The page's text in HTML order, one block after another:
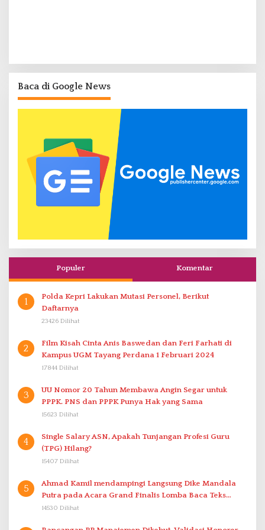
Baca di Google News
Populer Komentar
1
Polda Kepri Lakukan Mutasi Personel, Berikut
Daftarnya
23426 Dilihat
2
Film Kisah Cinta Anis Baswedan dan Feri Farhati di
Kampus UGM Tayang Perdana 1 Februari 2024
17844 Dilihat
3
UU Nomor 20 Tahun Membawa Angin Segar untuk
PPPK. PNS dan PPPK Punya Hak yang Sama
15623 Dilihat
4
Single Salary ASN, Apakah Tunjangan Profesi Guru
(TPG) Hilang?
15407 Dilihat
5
Ahmad Kamil mendampingi Langsung Dike Mandala
Putra pada Acara Grand Finalis Lomba Baca Teks
Proklamasi Mirip Bung Karno di Bali
14530 Dilihat